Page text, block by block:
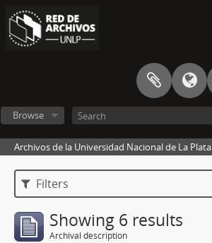
Browse
Archivos de la Universidad Nacional de La Plata
Filters
Showing 6 results
Archival description